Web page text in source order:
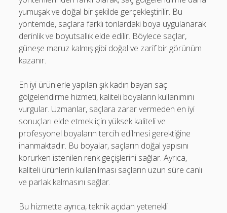
yumuşak ve doğal bir şekilde gerçekleştirilir. Bu
yöntemde, saçlara farklı tonlardaki boya uygulanarak
derinlik ve boyutsallık elde edilir. Böylece saçlar,
güneşe maruz kalmış gibi doğal ve zarif bir görünüm
kazanır.
En iyi ürünlerle yapılan şık kadın bayan saç
gölgelendirme hizmeti, kaliteli boyaların kullanımını
vurgular. Uzmanlar, saçlara zarar vermeden en iyi
sonuçları elde etmek için yüksek kaliteli ve
profesyonel boyaların tercih edilmesi gerektiğine
inanmaktadır. Bu boyalar, saçların doğal yapısını
korurken istenilen renk geçişlerini sağlar. Ayrıca,
kaliteli ürünlerin kullanılması saçların uzun süre canlı
ve parlak kalmasını sağlar.
Bu hizmette ayrıca, teknik açıdan yetenekli